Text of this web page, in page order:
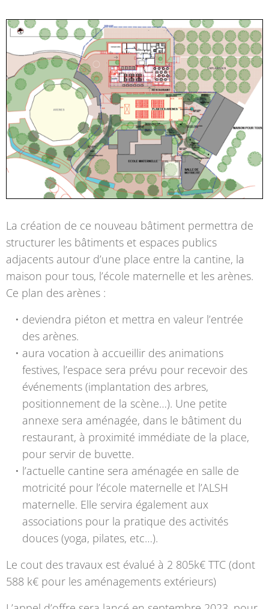
La création de ce nouveau bâtiment permettra de
structurer les bâtiments et espaces publics
adjacents autour d’une place entre la cantine, la
maison pour tous, l’école maternelle et les arènes.
Ce plan des arènes :
deviendra piéton et mettra en valeur l’entrée
des arènes.
aura vocation à accueillir des animations
festives, l’espace sera prévu pour recevoir des
événements (implantation des arbres,
positionnement de la scène…). Une petite
annexe sera aménagée, dans le bâtiment du
restaurant, à proximité immédiate de la place,
pour servir de buvette.
l’actuelle cantine sera aménagée en salle de
motricité pour l’école maternelle et l’ALSH
maternelle. Elle servira également aux
associations pour la pratique des activités
douces (yoga, pilates, etc…).
Le cout des travaux est évalué à 2 805k€ TTC (dont
588 k€ pour les aménagements extérieurs)